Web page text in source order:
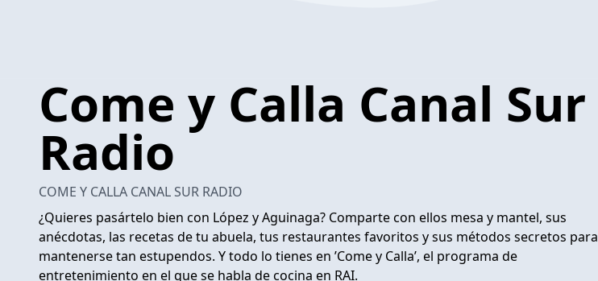
Come y Calla Canal Sur
Radio
COME Y CALLA CANAL SUR RADIO
¿Quieres pasártelo bien con López y Aguinaga? Comparte con ellos mesa y mantel, sus
anécdotas, las recetas de tu abuela, tus restaurantes favoritos y sus métodos secretos para
mantenerse tan estupendos. Y todo lo tienes en ’Come y Calla’, el programa de
entretenimiento en el que se habla de cocina en RAI.